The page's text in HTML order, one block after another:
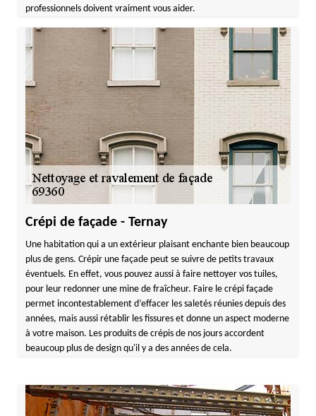
professionnels doivent vraiment vous aider.
Crépi de façade - Ternay
Une habitation qui a un extérieur plaisant enchante bien beaucoup
plus de gens. Crépir une façade peut se suivre de petits travaux
éventuels. En effet, vous pouvez aussi à faire nettoyer vos tuiles,
pour leur redonner une mine de fraîcheur. Faire le crépi façade
permet incontestablement d’effacer les saletés réunies depuis des
années, mais aussi rétablir les fissures et donne un aspect moderne
à votre maison. Les produits de crépis de nos jours accordent
beaucoup plus de design qu'il y a des années de cela.